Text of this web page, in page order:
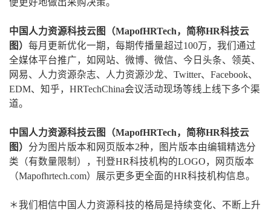
便更好地做出采购决策。
中国人力资源科技云图（MapofHRTech，简称HR科技云
图） 每月更新优化一期，每期传播量超过100万，我们通过
全媒体平台推广，如网站、微博、微信、今日头条、领英、
网易、人力资源杂志、人力资源沙龙、Twitter、Facebook、
EDM、知乎，HRTechChina会议活动现场等线上线下多个渠
道。
中国人力资源科技云图（MapofHRTech，简称HR科技云
图） 分为图片版本和网页版本2种，图片版本由编辑精选分
类（有数量限制），刊登HR科技机构的LOGO，网页版本
（Mapofhrtech.com）展示更多更全面的HR科技机构信息。
＊我们相信中国人力资源科技的格局是持续变化、不断上升